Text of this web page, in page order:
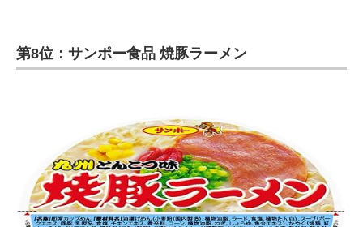
第8位：サンポー食品 焼豚ラーメン